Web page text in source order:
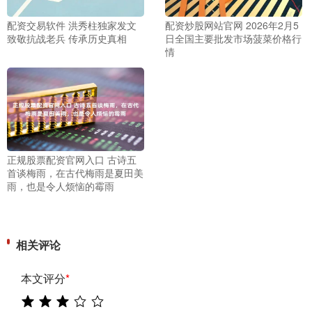
配资交易软件 洪秀柱独家发文
致敬抗战老兵 传承历史真相
配资炒股网站官网 2026年2月5
日全国主要批发市场菠菜价格行
情
正规股票配资官网入口 古诗五
首谈梅雨，在古代梅雨是夏田美
雨，也是令人烦恼的霉雨
相关评论
本文评分*